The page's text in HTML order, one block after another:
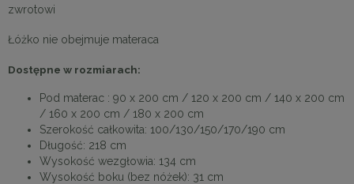
zwrotowi
Łóżko nie obejmuje materaca
Dostępne w rozmiarach:
Pod materac : 90 x 200 cm / 120 x 200 cm / 140 x 200 cm
/ 160 x 200 cm / 180 x 200 cm
Szerokość całkowita: 100/130/150/170/190 cm
Długość: 218 cm
Wysokość wezgłowia: 134 cm
Wysokość boku (bez nóżek): 31 cm